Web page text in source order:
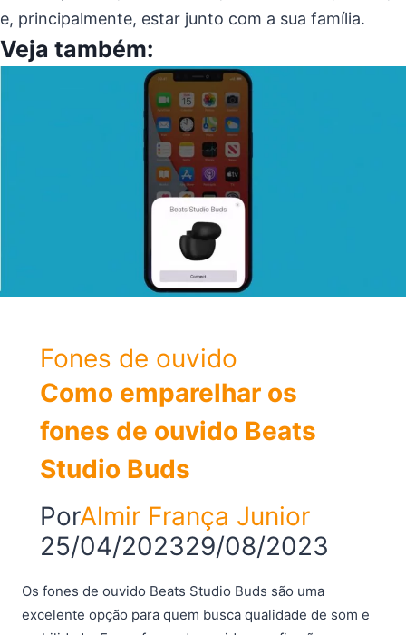
e, principalmente, estar junto com a sua família.
Veja também:
Fones de ouvido
Como emparelhar os
fones de ouvido Beats
Studio Buds
PorAlmir França Junior
25/04/202329/08/2023
Os fones de ouvido Beats Studio Buds são uma
excelente opção para quem busca qualidade de som e